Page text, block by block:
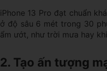
iPhone 13 Pro đạt chuẩn
ở độ sâu 6 mét trong 30
ẩm ướt, như trời mưa hay
2. Tạo ấn tượng